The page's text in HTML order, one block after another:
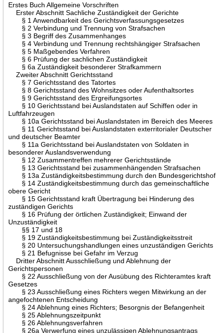
Erstes Buch Allgemeine Vorschriften
Erster Abschnitt Sachliche Zuständigkeit der Gerichte
§ 1 Anwendbarkeit des Gerichtsverfassungsgesetzes
§ 2 Verbindung und Trennung von Strafsachen
§ 3 Begriff des Zusammenhanges
§ 4 Verbindung und Trennung rechtshängiger Strafsachen
§ 5 Maßgebendes Verfahren
§ 6 Prüfung der sachlichen Zuständigkeit
§ 6a Zuständigkeit besonderer Strafkammern
Zweiter Abschnitt Gerichtsstand
§ 7 Gerichtsstand des Tatortes
§ 8 Gerichtsstand des Wohnsitzes oder Aufenthaltsortes
§ 9 Gerichtsstand des Ergreifungsortes
§ 10 Gerichtsstand bei Auslandstaten auf Schiffen oder in
Luftfahrzeugen
§ 10a Gerichtsstand bei Auslandstaten im Bereich des Meeres
§ 11 Gerichtsstand bei Auslandstaten exterritorialer Deutscher
und deutscher Beamter
§ 11a Gerichtsstand bei Auslandstaten von Soldaten in
besonderer Auslandsverwendung
§ 12 Zusammentreffen mehrerer Gerichtsstände
§ 13 Gerichtsstand bei zusammenhängenden Strafsachen
§ 13a Zuständigkeitsbestimmung durch den Bundesgerichtshof
§ 14 Zuständigkeitsbestimmung durch das gemeinschaftliche
obere Gericht
§ 15 Gerichtsstand kraft Übertragung bei Hinderung des
zuständigen Gerichts
§ 16 Prüfung der örtlichen Zuständigkeit; Einwand der
Unzuständigkeit
§§ 17 und 18
§ 19 Zuständigkeitsbestimmung bei Zuständigkeitsstreit
§ 20 Untersuchungshandlungen eines unzuständigen Gerichts
§ 21 Befugnisse bei Gefahr im Verzug
Dritter Abschnitt Ausschließung und Ablehnung der
Gerichtspersonen
§ 22 Ausschließung von der Ausübung des Richteramtes kraft
Gesetzes
§ 23 Ausschließung eines Richters wegen Mitwirkung an der
angefochtenen Entscheidung
§ 24 Ablehnung eines Richters; Besorgnis der Befangenheit
§ 25 Ablehnungszeitpunkt
§ 26 Ablehnungsverfahren
§ 26a Verwerfung eines unzulässigen Ablehnungsantrags